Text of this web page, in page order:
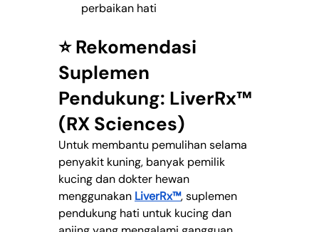
perbaikan hati
⭐ Rekomendasi
Suplemen
Pendukung: LiverRx™
(RX Sciences)
Untuk membantu pemulihan selama
penyakit kuning, banyak pemilik
kucing dan dokter hewan
menggunakan LiverRx™, suplemen
pendukung hati untuk kucing dan